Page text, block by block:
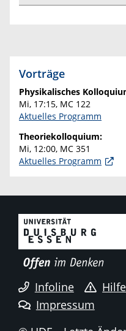
Vorträge
Physikalisches
Mi, 17:15, MC 122
Aktuelles Programm
Theoriekolloquium:
Mi, 12:00, MC 351
Aktuelles Programm
Infoline
Impressum